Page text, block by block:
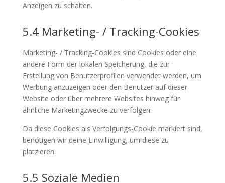
Anzeigen zu schalten.
5.4 Marketing- / Tracking-Cookies
Marketing- / Tracking-Cookies sind Cookies oder eine
andere Form der lokalen Speicherung, die zur
Erstellung von Benutzerprofilen verwendet werden, um
Werbung anzuzeigen oder den Benutzer auf dieser
Website oder über mehrere Websites hinweg für
ähnliche Marketingzwecke zu verfolgen.
Da diese Cookies als Verfolgungs-Cookie markiert sind,
benötigen wir deine Einwilligung, um diese zu
platzieren.
5.5 Soziale Medien